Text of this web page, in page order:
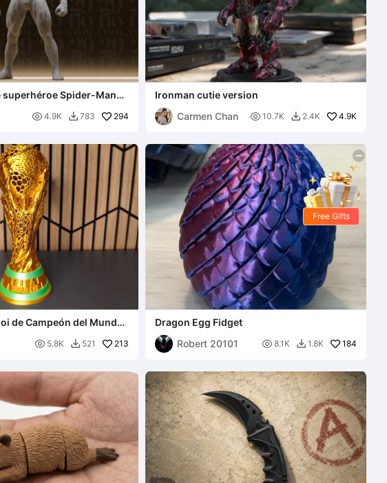
superhéroe Spider-Man
 4.9K  783 294
Ironman cutie version
Carmen Chan
 10.7K  2.4K 4.9K
de Campeón del Mundo
 5.8K  521 213
Dragon Egg Fidget
Robert 20101
 8.1K  1.8K 184
Free Gifts